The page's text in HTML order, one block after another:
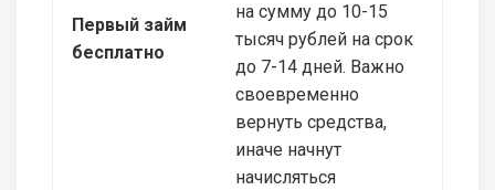
Первый займ
бесплатно
на сумму до 10-15
тысяч рублей на срок
до 7-14 дней. Важно
своевременно
вернуть средства,
иначе начнут
начисляться